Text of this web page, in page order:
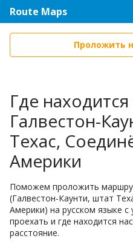
Route Maps
Проложить
Где
Галвестон-
Техас,
Америки
Поможем проложить
(Галвестон-Каунти, штат
Америки) на русском языке
проехать и где находится
расстояние.